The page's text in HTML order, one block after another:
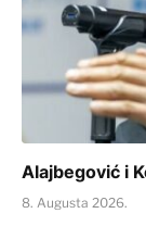
Alajbegović i
8. Augusta 2026.